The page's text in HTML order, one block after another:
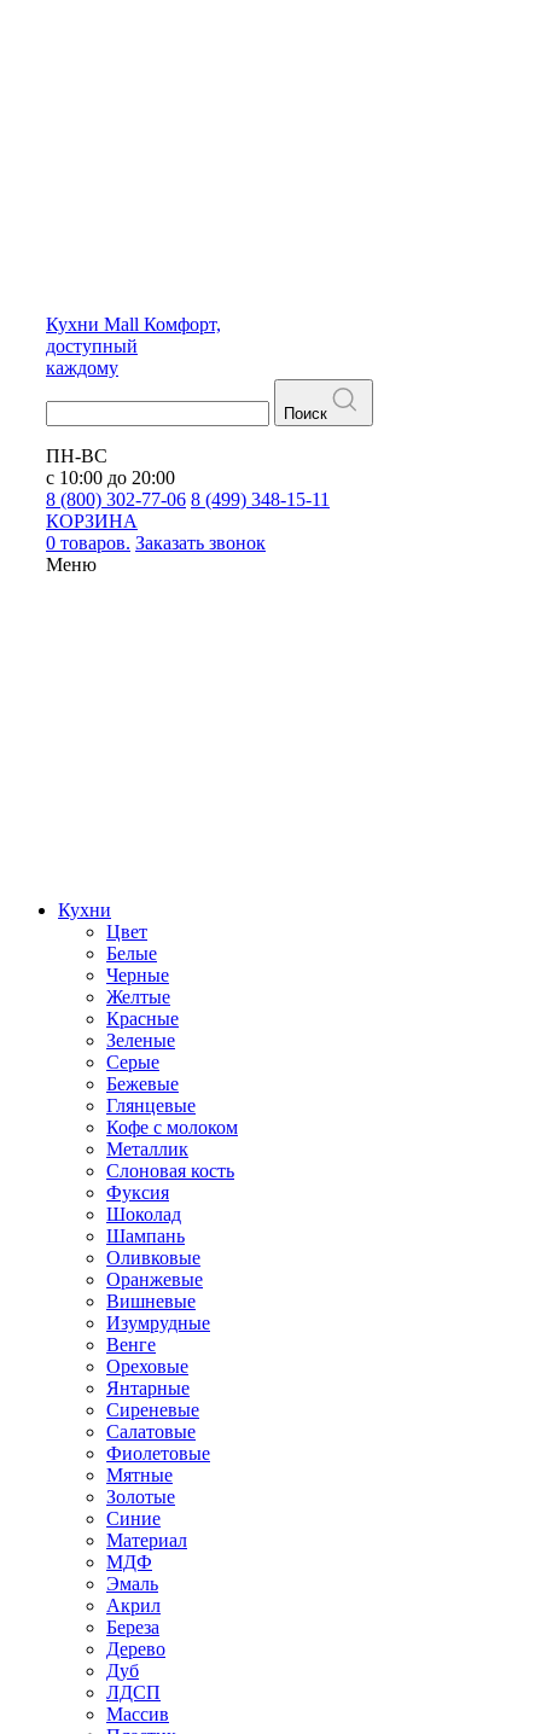
Кухни Mall Комфорт,
доступный
каждому
Поиск
ПН-ВС
с 10:00 до 20:00
8 (800) 302-77-06 8 (499) 348-15-11
КОРЗИНА
0 товаров. Заказать звонок
Меню
Кухни
Цвет
Белые
Черные
Желтые
Красные
Зеленые
Серые
Бежевые
Глянцевые
Кофе с молоком
Металлик
Слоновая кость
Фуксия
Шоколад
Шампань
Оливковые
Оранжевые
Вишневые
Изумрудные
Венге
Ореховые
Янтарные
Сиреневые
Салатовые
Фиолетовые
Мятные
Золотые
Синие
Материал
МДФ
Эмаль
Акрил
Береза
Дерево
Дуб
ЛДСП
Массив